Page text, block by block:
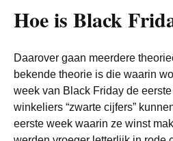
Hoe is Black
Daarover gaan meerdere
bekende theorie is die waarin
week van Black Friday de
winkeliers “zwarte cijfers”
eerste week waarin ze winst